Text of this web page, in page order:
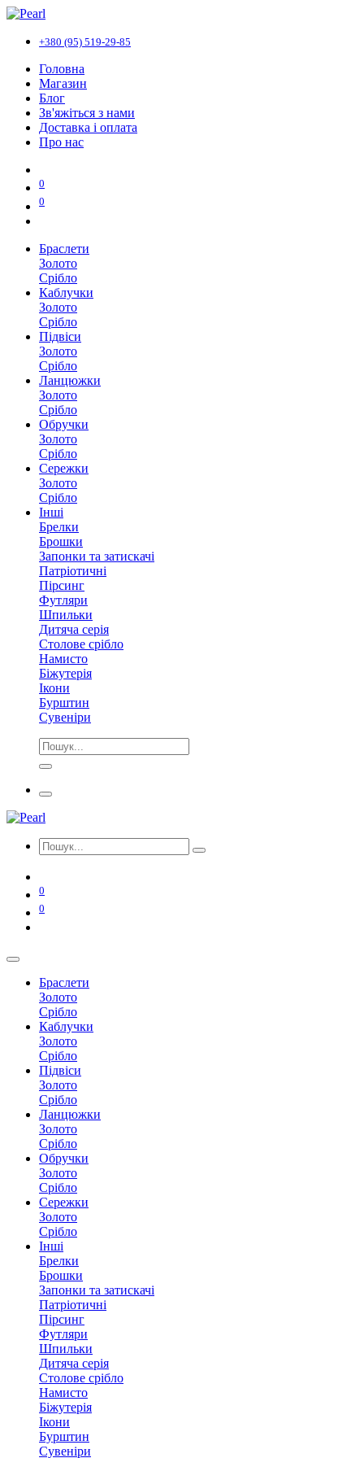
+380 (95) 519-29-85
Головна
Магазин
Блог
Зв'яжіться з нами
Доставка і оплата
Про нас
0
0
Браслети
Золото
Срібло
Каблучки
Золото
Срібло
Підвіси
Золото
Срібло
Ланцюжки
Золото
Срібло
Обручки
Золото
Срібло
Сережки
Золото
Срібло
Інші
Брелки
Брошки
Запонки та затискачі
Патріотичні
Пірсинг
Футляри
Шпильки
Дитяча серія
Столове срібло
Намисто
Біжутерія
Ікони
Бурштин
Сувеніри
0
0
Браслети
Золото
Срібло
Каблучки
Золото
Срібло
Підвіси
Золото
Срібло
Ланцюжки
Золото
Срібло
Обручки
Золото
Срібло
Сережки
Золото
Срібло
Інші
Брелки
Брошки
Запонки та затискачі
Патріотичні
Пірсинг
Футляри
Шпильки
Дитяча серія
Столове срібло
Намисто
Біжутерія
Ікони
Бурштин
Сувеніри